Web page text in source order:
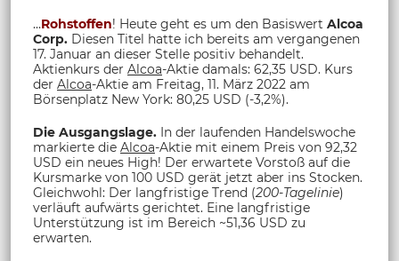
…Rohstoffen! Heute geht es um den Basiswert Alcoa
Corp. Diesen Titel hatte ich bereits am vergangenen
17. Januar an dieser Stelle positiv behandelt.
Aktienkurs der Alcoa-Aktie damals: 62,35 USD. Kurs
der Alcoa-Aktie am Freitag, 11. März 2022 am
Börsenplatz New York: 80,25 USD (-3,2%).
Die Ausgangslage. In der laufenden Handelswoche
markierte die Alcoa-Aktie mit einem Preis von 92,32
USD ein neues High! Der erwartete Vorstoß auf die
Kursmarke von 100 USD gerät jetzt aber ins Stocken.
Gleichwohl: Der langfristige Trend (200-Tagelinie)
verläuft aufwärts gerichtet. Eine langfristige
Unterstützung ist im Bereich ~51,36 USD zu
erwarten.